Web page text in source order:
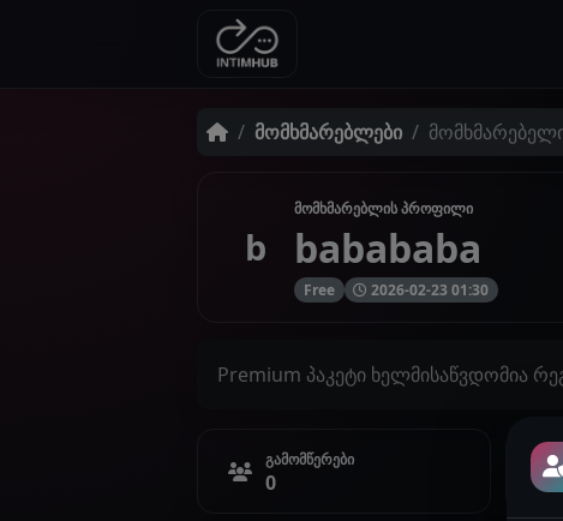
მომხმარებლები
b
მომხმარებლის პროფილი
babababa
Free 2026-02-23 01:30
Premium პაკეტი ხელმისაწვდომია
გამომწერები
0